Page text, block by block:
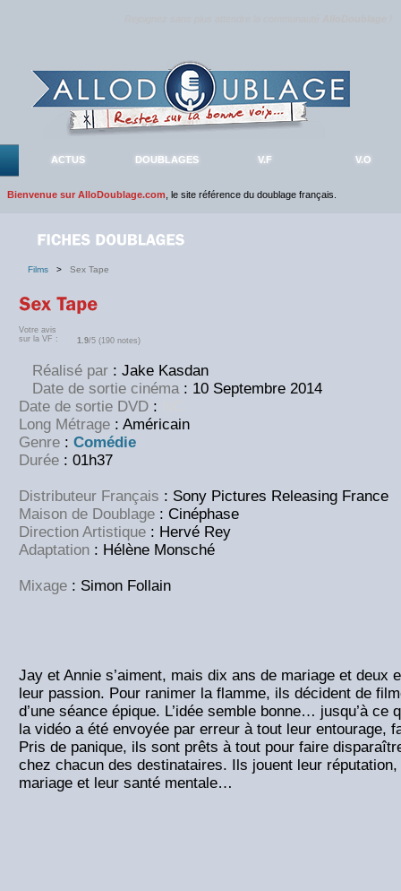
ACTUS DOUBLAGES V.F V.O
Bienvenue sur AlloDoublage.com , le site référence du doublage français.
Films > Sex Tape
Votre avis
sur la VF :
1.9/5 (190 notes)
Réalisé par : Jake Kasdan
Date de sortie cinéma : 10 Septembre 2014
Date de sortie DVD :
Long Métrage : Américain
Genre : Comédie
Durée : 01h37
Distributeur Français : Sony Pictures Releasing France
Maison de Doublage : Cinéphase
Direction Artistique : Hervé Rey
Adaptation : Hélène Monsché
Mixage : Simon Follain
Jay et Annie s’aiment, mais dix ans de mariage et deux
leur passion. Pour ranimer la flamme, ils décident de
d’une séance épique. L’idée semble bonne… jusqu’à ce
la vidéo a été envoyée par erreur à tout leur entourage,
Pris de panique, ils sont prêts à tout pour faire
chez chacun des destinataires. Ils jouent leur
mariage et leur santé mentale…